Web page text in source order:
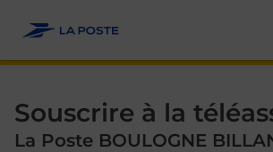
Souscrire à la
La Poste BOULOGNE